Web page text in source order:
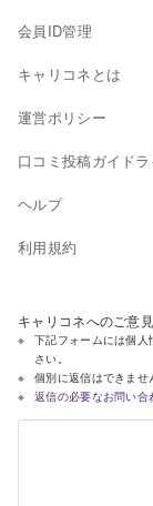
会員ID管理
キャリコネとは
運営ポリシー
口コミ投稿ガイド
ヘルプ
利用規約
キャリコネへのご意
下記フォームには個
さい。
個別に返信はできませ
返信の必要なお問い合